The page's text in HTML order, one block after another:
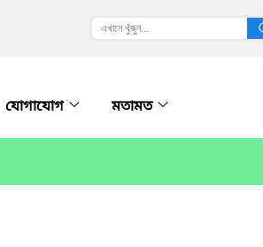
যোগাযোগ মতামত